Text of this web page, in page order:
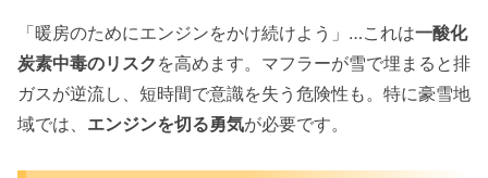
「暖房のためにエンジンをかけ続けよう」…これは一酸化
炭素中毒のリスク を高めます。マフラーが雪で埋まると排
ガスが逆流し、短時間で意識を失う危険性も。特に豪雪地
域では、 エンジンを切る勇気が必要です。